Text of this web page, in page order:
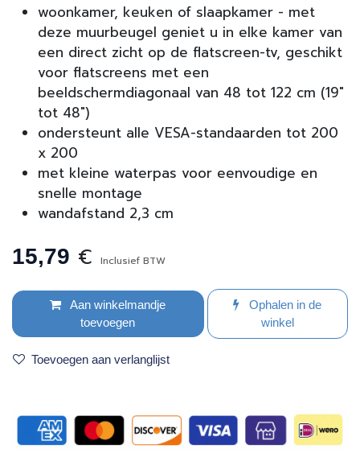
woonkamer, keuken of slaapkamer - met
deze muurbeugel geniet u in elke kamer van
een direct zicht op de flatscreen-tv, geschikt
voor flatscreens met een
beeldschermdiagonaal van 48 tot 122 cm (19"
tot 48")
ondersteunt alle VESA-standaarden tot 200
x 200
met kleine waterpas voor eenvoudige en
snelle montage
wandafstand 2,3 cm
15,79 € Inclusief BTW
Aan winkelmandje
toevoegen
Ophalen in de
winkel
Toevoegen aan verlanglijst